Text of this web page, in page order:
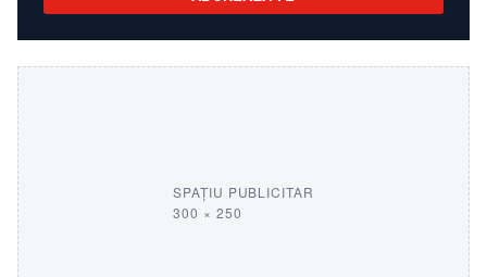
SPAȚIU PUBLICITAR
300 × 250